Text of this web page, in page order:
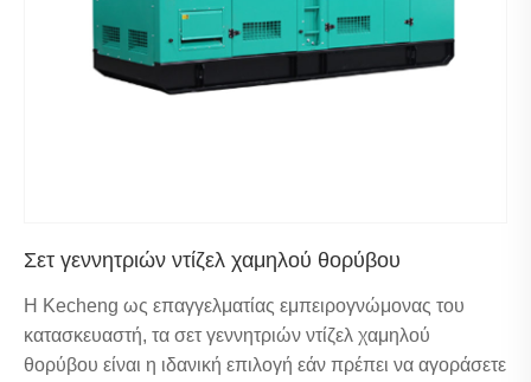
Σετ γεννητριών ντίζελ χαμηλού θορύβου
Η Kecheng ως επαγγελματίας εμπειρογνώμονας του
κατασκευαστή, τα σετ γεννητριών ντίζελ χαμηλού
θορύβου είναι η ιδανική επιλογή εάν πρέπει να αγοράσετε